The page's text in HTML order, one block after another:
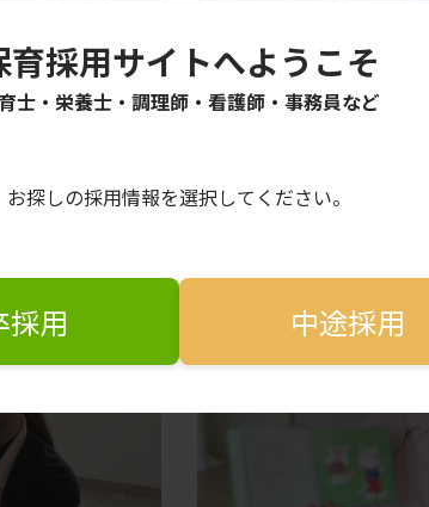
育採用サイトへようこそ
士・栄養士・調理師・看護師・事務員など
お探しの採用情報を選択してください。
採用 中途採用
成長でき
他の園の同期に会
い！
関西学院大学